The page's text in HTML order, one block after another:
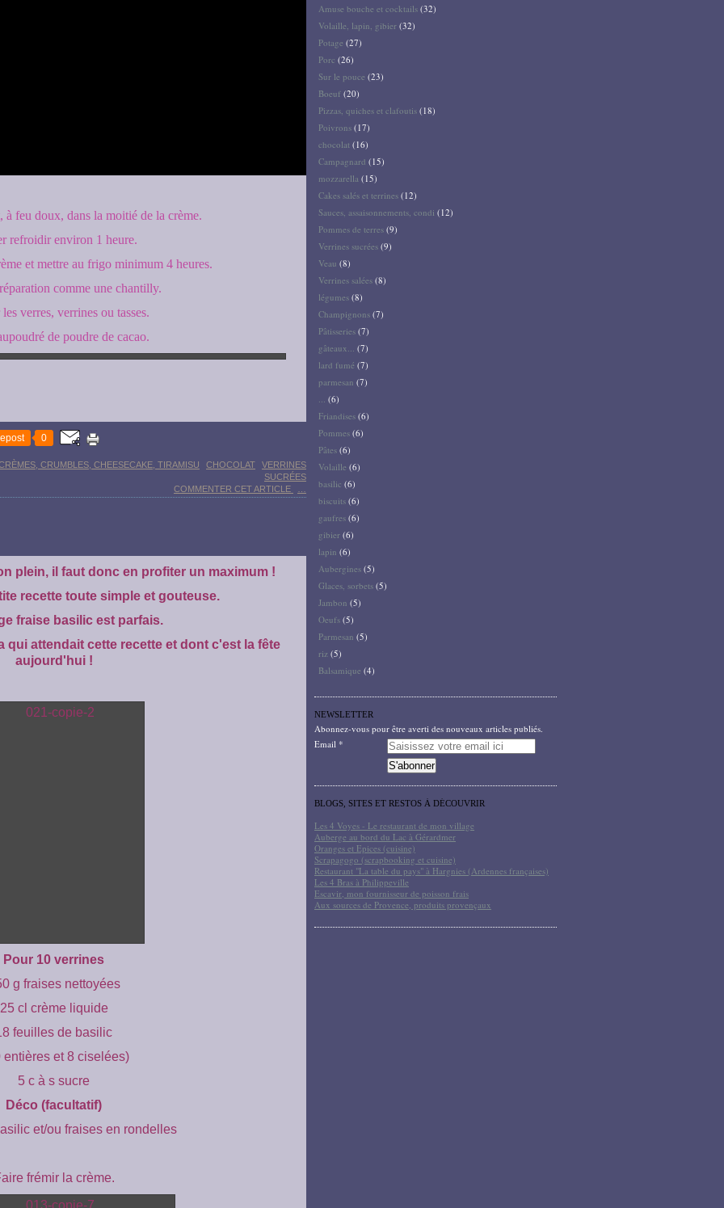
à feu doux, dans la moitié de la crème.
refroidir environ 1 heure.
et mettre au frigo minimum 4 heures.
comme une chantilly.
verres, verrines ou tasses.
de poudre de cacao.
0
CRUMBLES, CHEESECAKE, TIRAMISU CHOCOLAT
VERRINES
SUCRÉES
COMMENTER CET ARTICLE
plein, il faut donc en profiter un maximum !
recette toute simple et gouteuse.
fraise basilic est parfais.
qui attendait cette recette et dont c'est la fête
aujourd'hui !
Pour 10 verrines
g fraises nettoyées
25 cl crème liquide
feuilles de basilic
entières et 8 ciselées)
5 c à s sucre
Déco (facultatif)
et/ou fraises en rondelles
frémir la crème.
Amuse bouche et cocktails (32)
Volaille, lapin, gibier (32)
Potage (27)
Porc (26)
Sur le pouce (23)
Boeuf (20)
Pizzas, quiches et clafoutis (18)
Poivrons (17)
chocolat (16)
Campagnard (15)
mozzarella (15)
Cakes salés et terrines (12)
Sauces, assaisonnements, condi (12)
Pommes de terres (9)
Verrines sucrées (9)
Veau (8)
Verrines salées (8)
légumes (8)
Champignons (7)
Pâtisseries (7)
gâteaux... (7)
lard fumé (7)
parmesan (7)
... (6)
Friandises (6)
Pommes (6)
Pâtes (6)
Volaille (6)
basilic (6)
biscuits (6)
gaufres (6)
gibier (6)
lapin (6)
Aubergines (5)
Glaces, sorbets (5)
Jambon (5)
Oeufs (5)
Parmesan (5)
riz (5)
Balsamique (4)
NEWSLETTER
Abonnez-vous pour être averti des nouveaux articles publiés.
Email
BLOGS, SITES ET RESTOS À DÉCOUVRIR
Les 4 Voyes - Le restaurant de mon village
Auberge au bord du Lac à Gérardmer
Oranges et Epices (cuisine)
Scrapagogo (scrapbooking et cuisine)
Restaurant "La table du pays" à Hargnies (Ardennes françaises)
Les 4 Bras à Philippeville
Escavir, mon fournisseur de poisson frais
Aux sources de Provence, produits provençaux